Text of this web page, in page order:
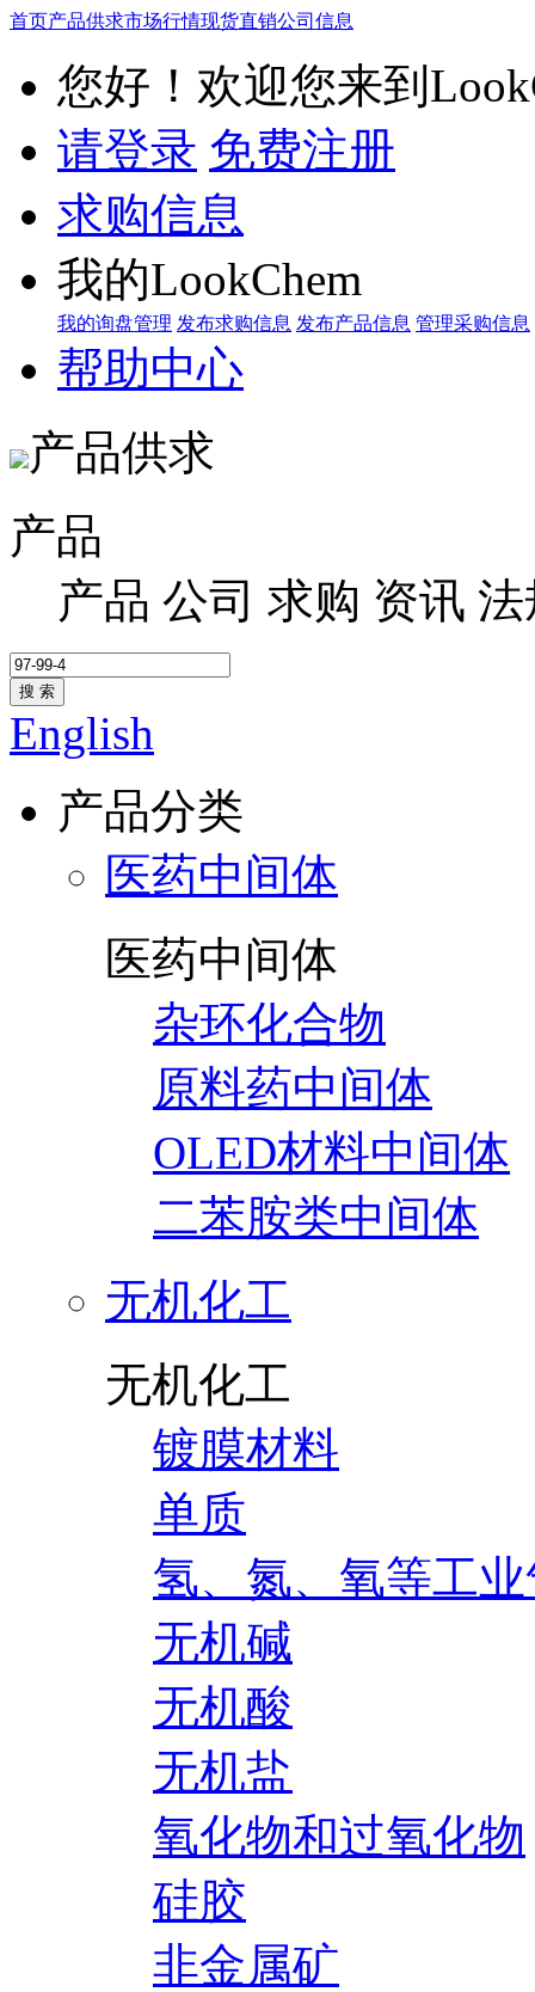
首页产品供求市场行情现货直销公司信息
您好！欢迎您来到
请登录 免费注册
求购信息
我的LookChem
我的询盘管理 发布求购信息 发布产品信息 管理采购信息
帮助中心
产品供求
产品
产品 公司 求购 资讯 法
搜 索
English
产品分类
医药中间体
医药中间体
杂环化合物
原料药中间体
OLED材料中间体
二苯胺类中间体
无机化工
无机化工
镀膜材料
单质
氢、氮、氧等工
无机碱
无机酸
无机盐
氧化物和过氧化物
硅胶
非金属矿